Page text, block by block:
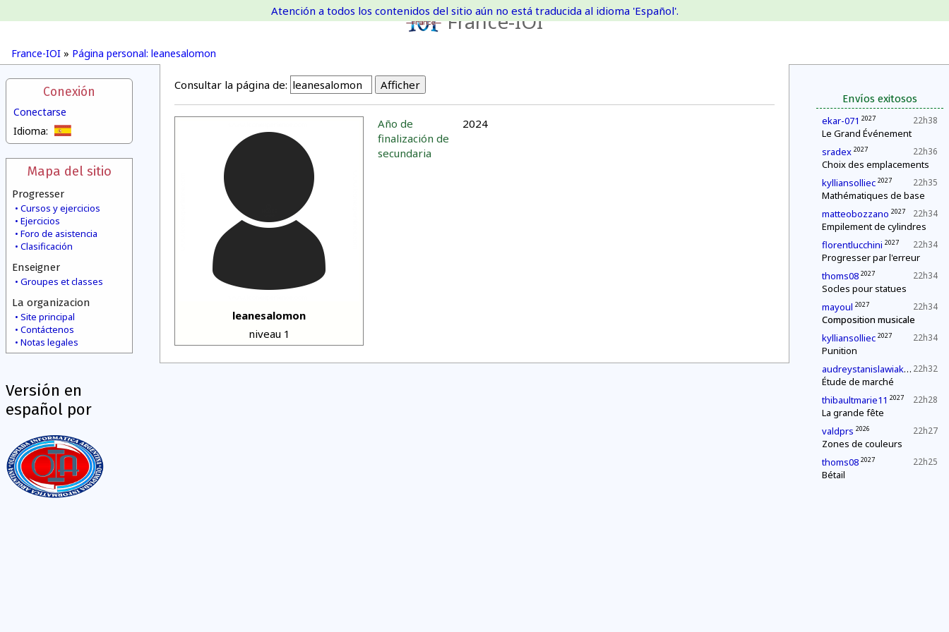
France-IOI
France-IOI » Página personal: leanesalomon
Atención a todos los contenidos del sitio aún no está traducida al idioma 'Español'.
Conexión
Conectarse
Idioma:
Mapa del sitio
Progresser
Cursos y ejercicios
Ejercicios
Foro de asistencia
Clasificación
Enseigner
Groupes et classes
La organizacion
Site principal
Contáctenos
Notas legales
Versión en
español por
Envíos exitosos
22h38
ekar-071 2027
Le Grand Événement
22h36
sradex 2027
Choix des emplacements
22h35
kylliansolliec 2027
Mathématiques de base
22h34
matteobozzano 2027
Empilement de cylindres
22h34
florentlucchini 2027
Progresser par l'erreur
22h34
thoms08 2027
Socles pour statues
22h34
mayoul 2027
Composition musicale
22h34
kylliansolliec 2027
Punition
22h32
audreystanislawiak2027
Étude de marché
22h28
thibaultmarie11 2027
La grande fête
22h27
valdprs 2026
Zones de couleurs
22h25
thoms08 2027
Bétail
Consultar la página de:
leanesalomon
niveau 1
Año de
finalización de
secundaria
2024